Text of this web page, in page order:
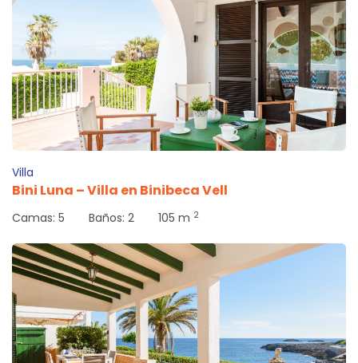
Villa
Bini Luna – Villa en Binibeca Vell
Camas: 5 Baños: 2 105 m 2